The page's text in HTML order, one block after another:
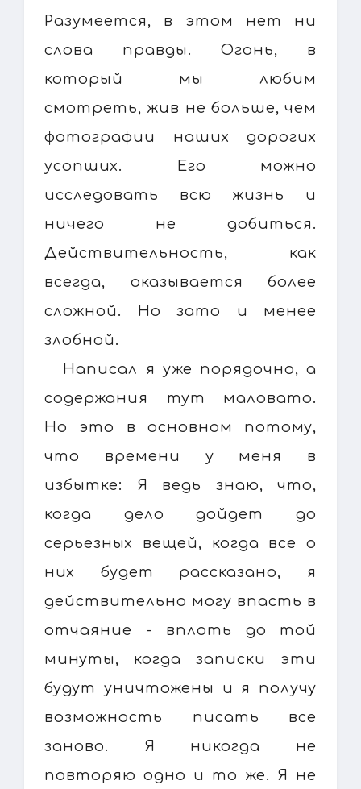
Разумеется, в этом нет ни
слова правды. Огонь, в
который мы любим
смотреть, жив не больше, чем
фотографии наших дорогих
усопших. Его можно
исследовать всю жизнь и
ничего не добиться.
Действительность, как
всегда, оказывается более
сложной. Но зато и менее
злобной.
Написал я уже порядочно, а
содержания тут маловато.
Но это в основном потому,
что времени у меня в
избытке: Я ведь знаю, что,
когда дело дойдет до
серьезных вещей, когда все о
них будет рассказано, я
действительно могу впасть в
отчаяние - вплоть до той
минуты, когда записки эти
будут уничтожены и я получу
возможность писать все
заново. Я никогда не
повторяю одно и то же. Я не